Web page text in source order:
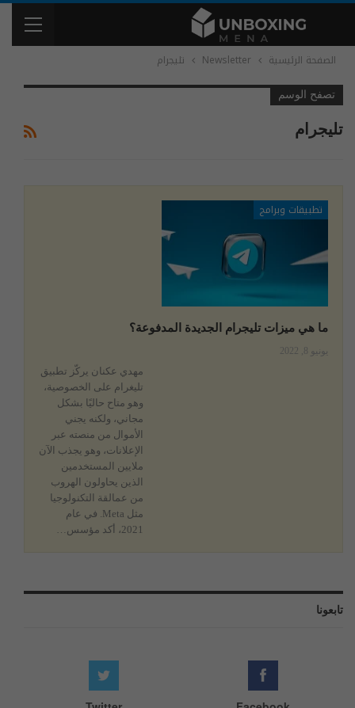
الصفحة الرئيسية Newsletter تليجرام
تصفح الوسم
تليجرام
تطبيقات وبرامج
ما هي ميزات تليجرام الجديدة المدفوعة؟
يونيو 8, 2022
مهدي عكنان يركّز تطبيق
تليغرام على الخصوصية،
وهو متاح حاليًا بشكل
مجاني، ولكنه يجني
الأموال من منصته عبر
الإعلانات، وهو يجذب الآن
ملايين المستخدمين
الذين يحاولون الهروب
من عمالقة التكنولوجيا
مثل Meta.
في عام
2021، أكد مؤسس
…
تابعونا